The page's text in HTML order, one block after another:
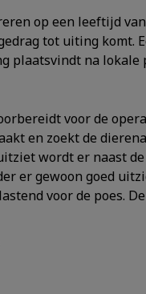
op een leeftijd
tot uiting komt.
plaatsvindt na
voor de
en zoekt de
wordt er naast
er gewoon goed
voor de poes.